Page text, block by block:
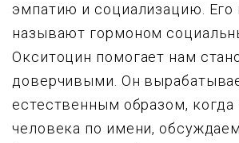
эмпатию и социализацию. Его
называют гормоном
Окситоцин помогает нам
доверчивыми. Он
естественным образом,
человека по имени,